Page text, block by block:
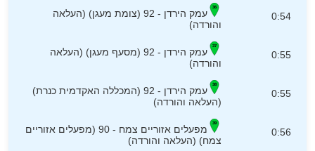
0:54
עמק הירדן - 92 (צומת מעגן) (העלאה
והורדה)
0:55
עמק הירדן - 92 (מסעף מעגן) (העלאה
והורדה)
0:55
עמק הירדן - 92 (המכללה האקדמית כנרת)
(העלאה והורדה)
0:56
מפעלים אזוריים צמח - 90 (מפעלים אזוריים
צמח) (העלאה והורדה)